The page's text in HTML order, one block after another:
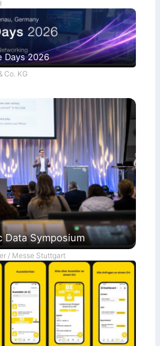
Days 2026
Co. KG
Data Symposium
/ Messe Stuttgart